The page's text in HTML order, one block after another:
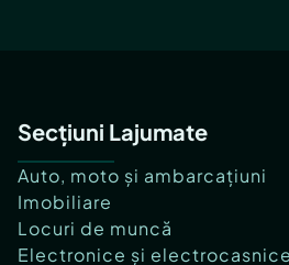
Secțiuni Lajumate
Auto, moto și ambarcațiuni
Imobiliare
Locuri de muncă
Electronice și electrocasnice